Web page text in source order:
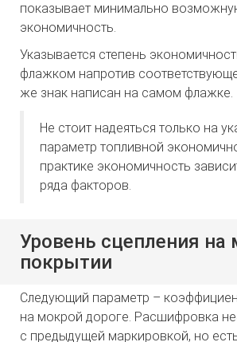
показывает минимально
экономичность.
Указывается степень
флажком напротив
же знак написан на самом флажке.
Не стоит надеяться только на
параметр топливной
практике экономичность
ряда факторов.
Уровень сцепления на
покрытии
Следующий параметр –
на мокрой дороге. Расшифровка
с предыдущей маркировкой, но